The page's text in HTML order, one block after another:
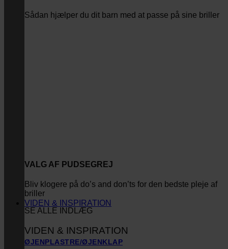
Sådan hjælper du dit barn med at passe på sine briller
VALG AF PUDSEGREJ
Bliv klogere på do’s and don’ts for den bedste pleje af
briller
SE ALLE INDLÆG
VIDEN & INSPIRATION
VIDEN & INSPIRATION
ØJENPLASTRE/ØJENKLAP